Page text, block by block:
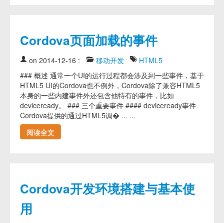
Cordova页面加载的事件
on 2014-12-16 : 移动开发
HTML5
### 概述 通常一个UI的运行过程都会涉及到一些事件，基于
HTML5 UI的Cordova也不例外，Cordova除了兼容HTML5
本身的一些内建事件外还包含他特有的事件，比如
deviceready。 ### 三个重要事件 #### deviceready事件
Cordova提供的通过HTML5调� ... ...
阅读全文
Cordova开发环境搭建与基本使
用